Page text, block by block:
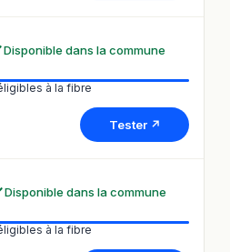
Disponible dans la commune
à la fibre
Tester ↗
Disponible dans la commune
à la fibre